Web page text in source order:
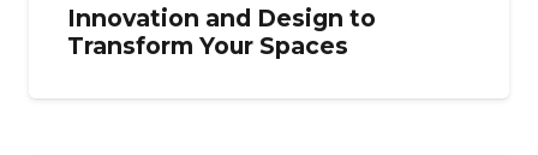
Innovation and Design to
Transform Your Spaces